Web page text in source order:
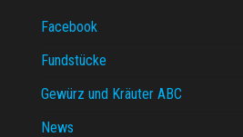
Facebook
Fundstücke
Gewürz und Kräuter ABC
News